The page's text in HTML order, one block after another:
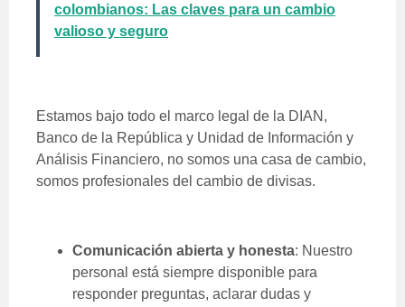
colombianos: Las claves para un cambio
valioso y seguro
Estamos bajo todo el marco legal de la DIAN,
Banco de la República y Unidad de Información y
Análisis Financiero, no somos una casa de cambio,
somos profesionales del cambio de divisas.
Comunicación abierta y honesta: Nuestro
personal está siempre disponible para
responder preguntas, aclarar dudas y